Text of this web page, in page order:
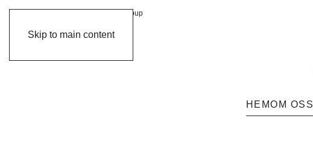
Skip to main content
Group
HEMOM OSS